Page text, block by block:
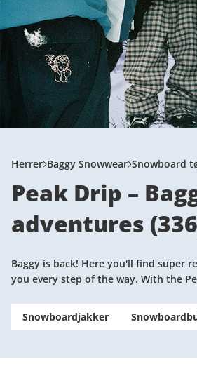
Svizzera (Italiano)
France
Herrer Baggy Snowwear Snowboard
Peak Drip –
adventures (336
Baggy is back! Here you'll find super
you every step of the way. With the
Snowboardjakker